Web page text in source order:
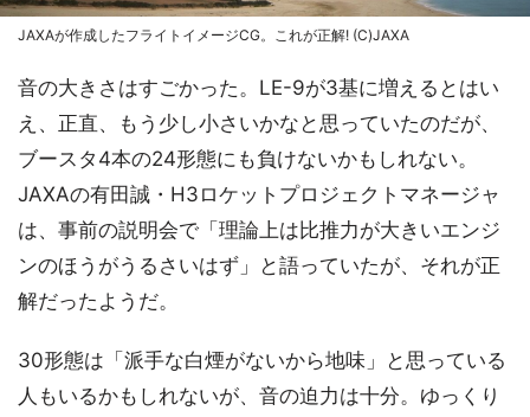
JAXAが作成したフライトイメージCG。これが正解! (C)JAXA
音の大きさはすごかった。LE-9が3基に増えるとはい
え、正直、もう少し小さいかなと思っていたのだが、
ブースタ4本の24形態にも負けないかもしれない。
JAXAの有田誠・H3ロケットプロジェクトマネージャ
は、事前の説明会で「理論上は比推力が大きいエンジ
ンのほうがうるさいはず」と語っていたが、それが正
解だったようだ。
30形態は「派手な白煙がないから地味」と思っている
人もいるかもしれないが、音の迫力は十分。ゆっくり